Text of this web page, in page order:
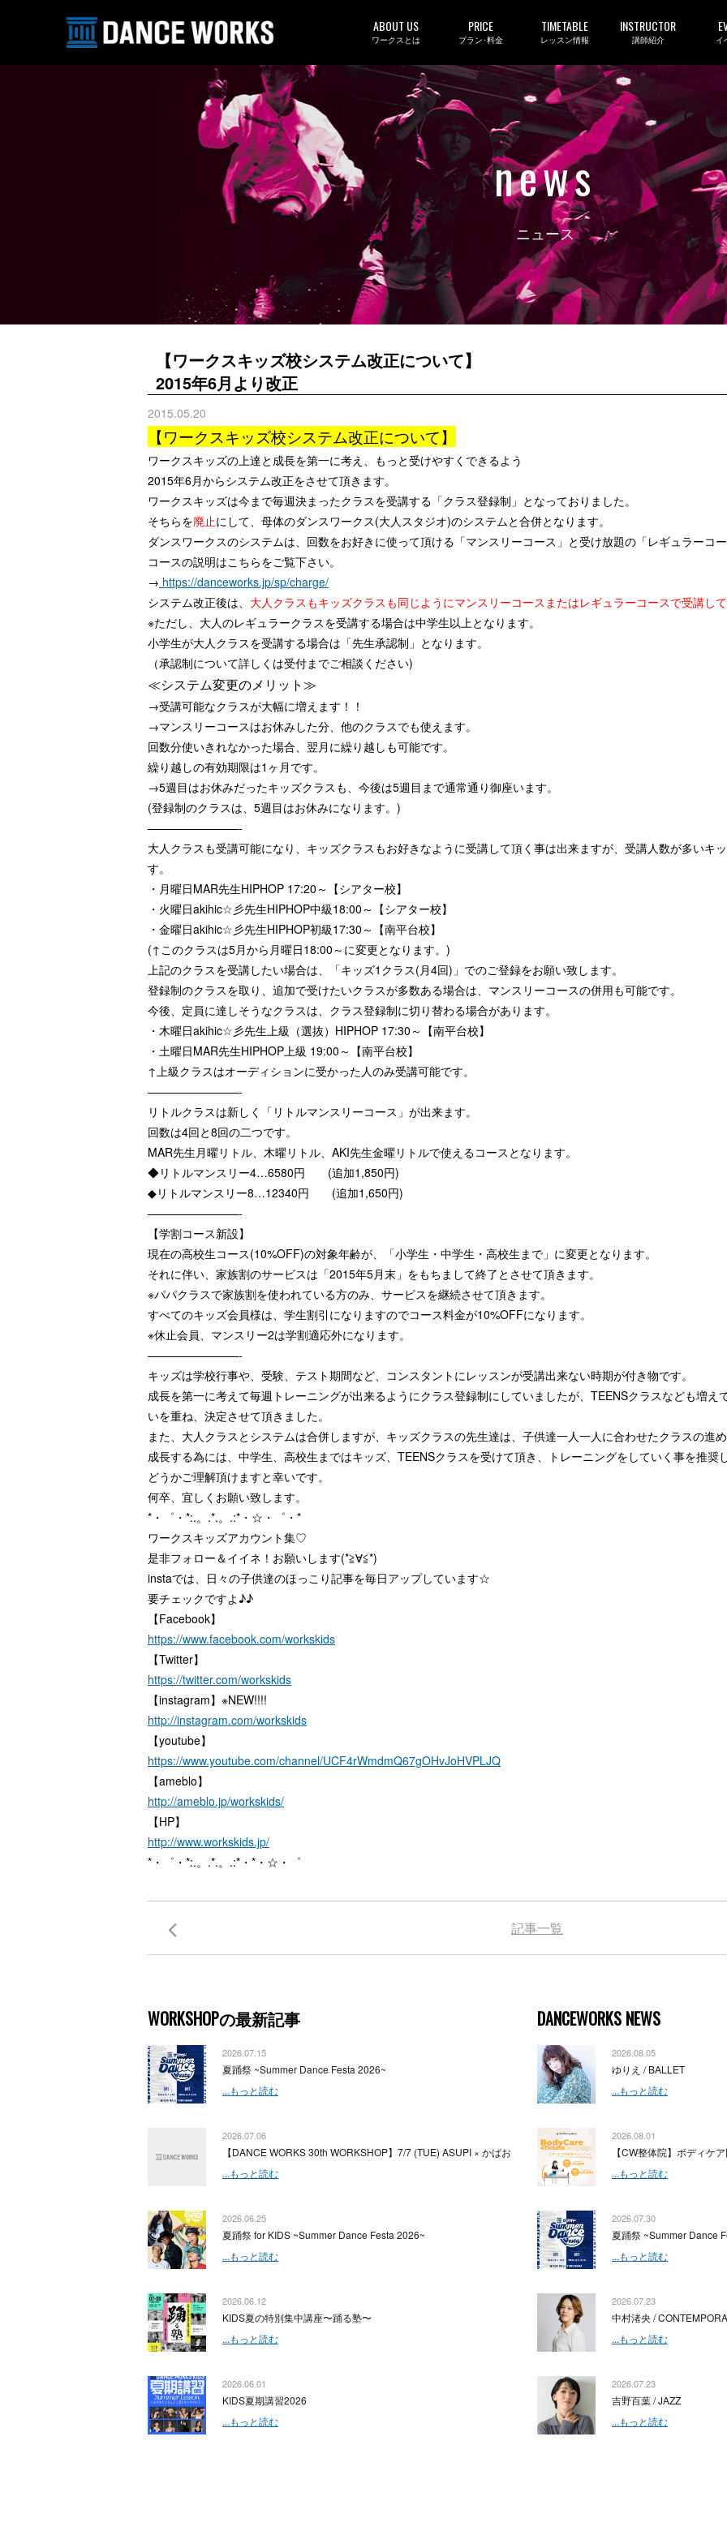
ABOUT US
ワークスとは
PRICE
プラン･料金
TIMETABLE
レッスン情報
INSTRUCTOR
講師紹介 イ
news
ニュース
【ワークスキッズ校システム改正について】
2015年6月より改正
2015.05.20
【ワークスキッズ校システム改正について】
ワークスキッズの上達と成長を第一に考え、もっと受けやすくできるよう
2015年6月からシステム改正をさせて頂きます。
ワークスキッズは今まで毎週決まったクラスを受講する「クラス登録制」となっておりました。
そちらを廃止にして、母体のダンスワークス(大人スタジオ)のシステムと合併となります。
ダンスワークスのシステムは、回数をお好きに使って頂ける「マンスリーコース」と受け放題の「レギュラーコ
コースの説明はこちらをご覧下さい。
→ https://danceworks.jp/sp/charge/
システム改正後は、 大人クラスもキッズクラスも同じようにマンスリーコースまたはレギュラーコースで受講し
※ただし、大人のレギュラークラスを受講する場合は中学生以上となります。
小学生が大人クラスを受講する場合は「先生承認制」となります。
（承認制について詳しくは受付までご相談ください)
≪システム変更のメリット≫
→受講可能なクラスが大幅に増えます！！
→マンスリーコースはお休みした分、他のクラスでも使えます。
回数分使いきれなかった場合、翌月に繰り越しも可能です。
繰り越しの有効期限は1ヶ月です。
→5週目はお休みだったキッズクラスも、今後は5週目まで通常通り御座います。
(登録制のクラスは、5週目はお休みになります。)
————————-
大人クラスも受講可能になり、キッズクラスもお好きなように受講して頂く事は出来ますが、受講人数が多いキ
す。
・月曜日MAR先生HIPHOP 17:20～【シアター校】
・火曜日akihic☆彡先生HIPHOP中級18:00～【シアター校】
・金曜日akihic☆彡先生HIPHOP初級17:30～【南平台校】
(↑このクラスは5月から月曜日18:00～に変更となります。)
上記のクラスを受講したい場合は、「キッズ1クラス(月4回)」でのご登録をお願い致します。
登録制のクラスを取り、追加で受けたいクラスが多数ある場合は、マンスリーコースの併用も可能です。
今後、定員に達しそうなクラスは、クラス登録制に切り替わる場合があります。
・木曜日akihic☆彡先生上級（選抜）HIPHOP 17:30～【南平台校】
・土曜日MAR先生HIPHOP上級 19:00～【南平台校】
↑上級クラスはオーディションに受かった人のみ受講可能です。
————————-
リトルクラスは新しく「リトルマンスリーコース」が出来ます。
回数は4回と8回の二つです。
MAR先生月曜リトル、木曜リトル、AKI先生金曜リトルで使えるコースとなります。
◆リトルマンスリー4…6580円 (追加1,850円)
◆リトルマンスリー8…12340円 (追加1,650円)
————————-
【学割コース新設】
現在の高校生コース(10%OFF)の対象年齢が、「小学生・中学生・高校生まで」に変更となります。
それに伴い、家族割のサービスは「2015年5月末」をもちまして終了とさせて頂きます。
※パパクラスで家族割を使われている方のみ、サービスを継続させて頂きます。
すべてのキッズ会員様は、学生割引になりますのでコース料金が10%OFFになります。
※休止会員、マンスリー2は学割適応外になります。
————————-
キッズは学校行事や、受験、テスト期間など、コンスタントにレッスンが受講出来ない時期が付き物です。
成長を第一に考えて毎週トレーニングが出来るようにクラス登録制にしていましたが、TEENSクラスなども増え
いを重ね、決定させて頂きました。
また、大人クラスとシステムは合併しますが、キッズクラスの先生達は、子供達一人一人に合わせたクラスの進
成長する為には、中学生、高校生まではキッズ、TEENSクラスを受けて頂き、トレーニングをしていく事を推奨
どうかご理解頂けますと幸いです。
何卒、宜しくお願い致します。
*・゜・*:.。.*.。.:*・☆・゜・*
ワークスキッズアカウント集♡
是非フォロー＆イイネ！お願いします(*≧∀≦*)
instaでは、日々の子供達のほっこり記事を毎日アップしています☆
要チェックですよ♪♪
【Facebook】
https://www.facebook.com/workskids
【Twitter】
https://twitter.com/workskids
【instagram】※NEW!!!!
http://instagram.com/workskids
【youtube】
https://www.youtube.com/channel/UCF4rWmdmQ67gOHvJoHVPLJQ
【ameblo】
http://ameblo.jp/workskids/
【HP】
http://www.workskids.jp/
*・゜・*:.。.*.。.:*・*・☆・゜
記事一覧
WORKSHOPの最新記事
2026.07.15
夏踊祭 ~Summer Dance Festa 2026~
...もっと読む
2026.07.06
【DANCE WORKS 30th WORKSHOP】7/7 (TUE) ASUPI × かばお
...もっと読む
2026.06.25
夏踊祭 for KIDS ~Summer Dance Festa 2026~
...もっと読む
2026.06.12
KIDS夏の特別集中講座〜踊る塾〜
...もっと読む
2026.06.01
KIDS夏期講習2026
...もっと読む
DANCEWORKS NEWS
2026.08.05
ゆりえ / BALLET
...もっと読む
2026.08.01
【CW整体院】ボディケ
...もっと読む
2026.07.30
夏踊祭 ~Summer Dance
...もっと読む
2026.07.23
中村渚央 /
...もっと読む
2026.07.23
吉野百葉 / JAZZ
...もっと読む